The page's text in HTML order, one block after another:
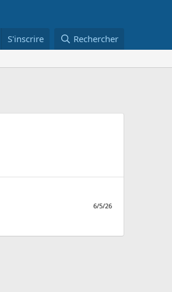
S'inscrire Rechercher
6/5/26